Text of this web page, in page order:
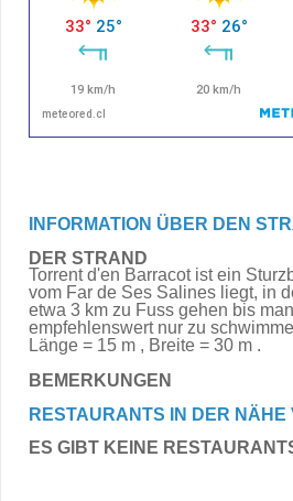
INFORMATION ÜBER DEN
DER STRAND
Torrent d'en Barracot ist ein
vom Far de Ses Salines liegt, in
etwa 3 km zu Fuss gehen bis
empfehlenswert nur zu
Länge = 15 m , Breite = 30 m .
BEMERKUNGEN
RESTAURANTS IN DER NÄHE
ES GIBT KEINE